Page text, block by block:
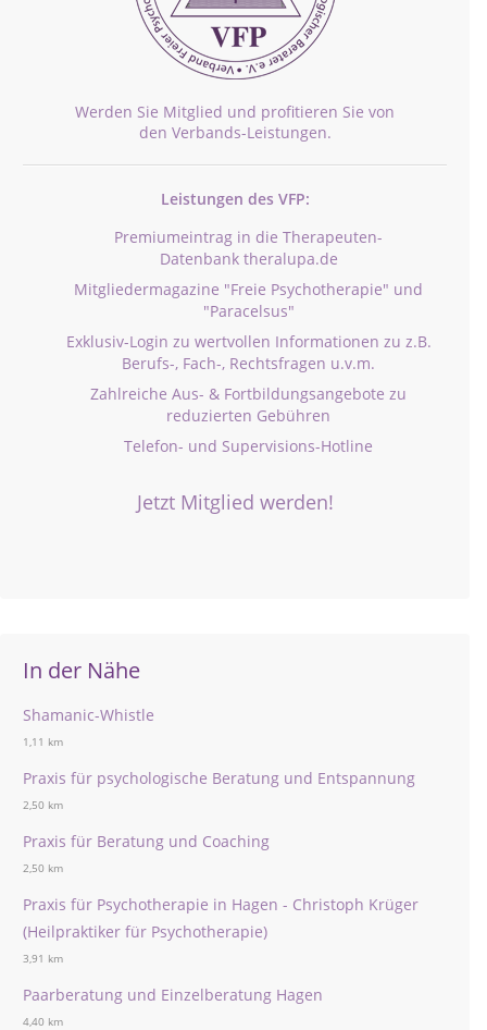
Werden Sie Mitglied und profitieren Sie von
den Verbands-Leistungen.
Leistungen des VFP:
Premiumeintrag in die Therapeuten-
Datenbank theralupa.de
Mitgliedermagazine "Freie Psychotherapie" und
"Paracelsus"
Exklusiv-Login zu wertvollen Informationen zu z.B.
Berufs-, Fach-, Rechtsfragen u.v.m.
Zahlreiche Aus- & Fortbildungsangebote zu
reduzierten Gebühren
Telefon- und Supervisions-Hotline
Jetzt Mitglied werden!
In der Nähe
Shamanic-Whistle
1,11 km
Praxis für psychologische Beratung und Entspannung
2,50 km
Praxis für Beratung und Coaching
2,50 km
Praxis für Psychotherapie in Hagen - Christoph Krüger
(Heilpraktiker für Psychotherapie)
3,91 km
Paarberatung und Einzelberatung Hagen
4,40 km